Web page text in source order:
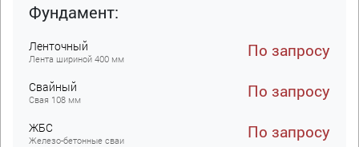
Фундамент:
Ленточный
Лента шириной 400 мм По запросу
Свайный
Свая 108 мм По запросу
ЖБC
Железо-бетонные сваи По запросу